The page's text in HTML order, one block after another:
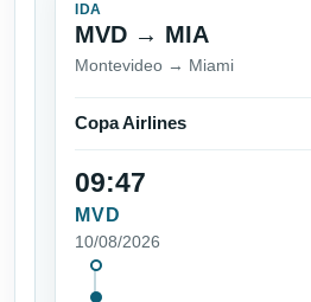
IDA
MVD → MIA
Montevideo → Miami
Copa Airlines
09:47
MVD
10/08/2026